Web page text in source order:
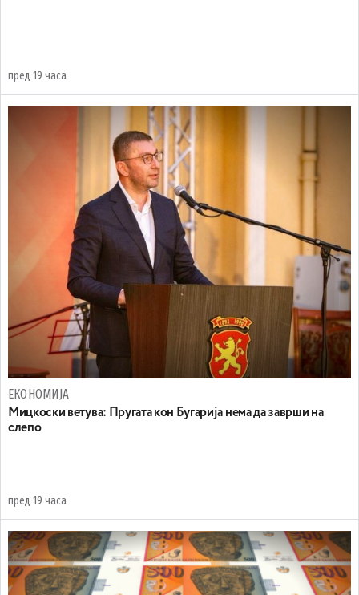
пред 19 часа
ЕКОНОМИЈА
Mицкоски ветува: Пругата кон Бугарија нема да заврши на
слепо
пред 19 часа